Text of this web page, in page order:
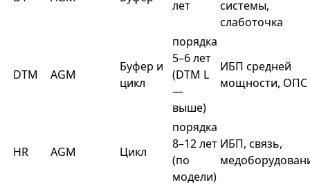
лет
системы,
слаботочка
DTM AGM
Буфер и
цикл
порядка
5–6 лет
(DTM L
—
выше)
ИБП средней
мощности, ОПС
HR AGM Цикл
порядка
8–12 лет
(по
модели)
ИБП, связь,